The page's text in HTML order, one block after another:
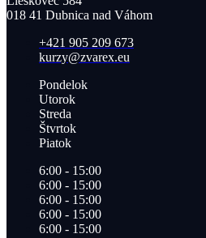
018 41 Dubnica nad Váhom​
+421 905 209 673​
kurzy@zvarex.eu
Pondelok
Utorok
Streda
Štvrtok
Piatok
6:00 - 15:00
6:00 - 15:00
6:00 - 15:00
6:00 - 15:00
6:00 - 15:00